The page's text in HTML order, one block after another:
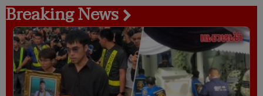
Breaking News